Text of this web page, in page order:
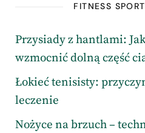
FITNESS
Przysiady z hantlami:
wzmocnić dolną część
Łokieć tenisisty:
leczenie
Nożyce na brzuch –